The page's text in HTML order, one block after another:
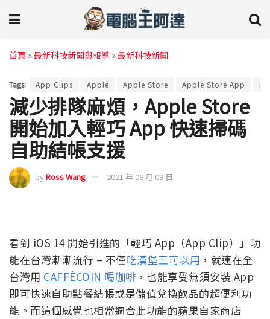
首頁 »最新科技新聞與報導 »最新科技新聞
Tags: App Clips Apple Apple Store Apple Store App
減少排隊麻煩，Apple Store
開始加入輕巧 App 快速掃碼
自助結帳支援
byRoss Wang 2021 年 08 月 03 日
看到 iOS 14 開始引進的「輕巧 App（App Clip）」功
能在台灣漸漸流行 – 不僅吃漢堡王可以用 ，就連在全
台灣用 CAFFÈCOIN 喝咖啡 ，也能享受無須安裝 App
即可快速自助點餐結帳或是儲值兌換飲品的超便利功
能。而這個感覺也相當適合此功能的蘋果自家商店